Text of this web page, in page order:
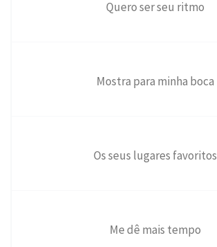
Quero ser seu ritmo
Mostra para minha boca
Os seus lugares favoritos
Me dê mais tempo